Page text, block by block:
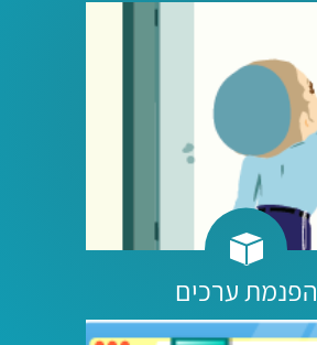
הפנמת ערכים